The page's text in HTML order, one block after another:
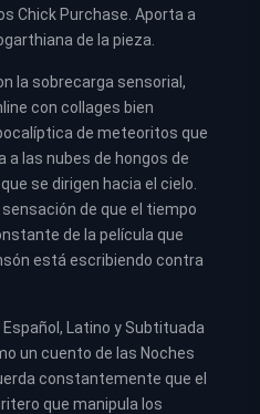
Chick Purchase. Aporta a
de la pieza.
la sobrecarga sensorial,
con collages bien
de meteoritos que
a las nubes de hongos de
se dirigen hacia el cielo.
de que el tiempo
de la película que
está escribiendo contra
Español, Latino y Subtituada
un cuento de las Noches
constantemente que el
que manipula los